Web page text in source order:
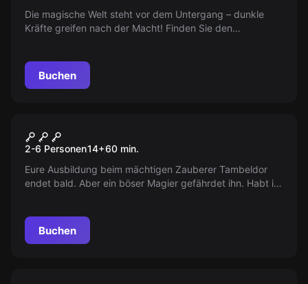
Die magische Welt steht vor dem Untergang – dunkle
Kräfte greifen nach der Macht! Finden Sie den
Buchen
Wizard
2-6 Personen14+60 min.
Eure Ausbildung beim mächtigen Zauberer Tambeldor
endet bald. Aber ein böser Magier gefährdet ihn. Habt ihr
Buchen